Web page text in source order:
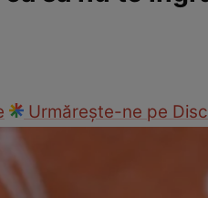
Urmărește-ne pe